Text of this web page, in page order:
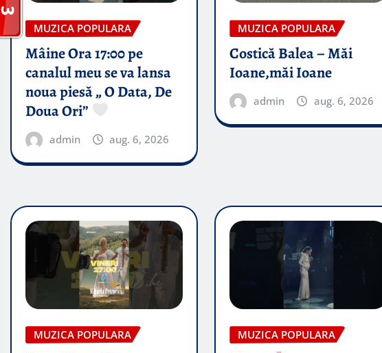
MUZICA POPULARA
Mâine Ora 17:00 pe
canalul meu se va lansa
noua piesă „ O Data, De
Doua Ori”
admin aug. 6, 2026
MUZICA POPULARA
Costică Balea – Măi
Ioane,măi Ioane
admin aug. 6, 2026
MUZICA POPULARA MUZICA POPULARA